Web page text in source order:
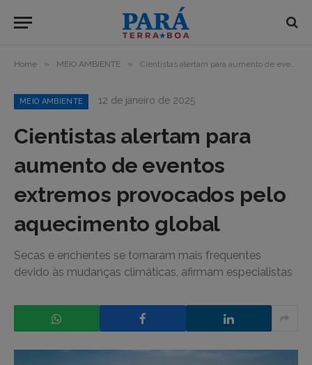
Home » MEIO AMBIENTE » Cientistas alertam para aumento de eventos extremos provocados pelo aquecimento global
MEIO AMBIENTE 12 de janeiro de 2025
Cientistas alertam para
aumento de eventos
extremos provocados pelo
aquecimento global
Secas e enchentes se tornaram mais frequentes
devido às mudanças climáticas, afirmam especialistas